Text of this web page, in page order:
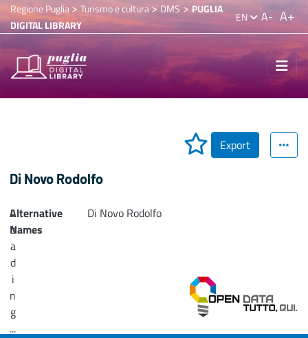
Regione Puglia> Turismo e cultura>DMS > PUGLIA
DIGITAL LIBRARY
EN A- A+
Export
Di Novo Rodolfo
L
o
a
d
i
n
g
...
Alternative
Names
Di Novo Rodolfo